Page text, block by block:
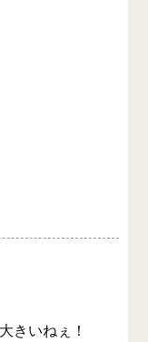
きいねぇ！